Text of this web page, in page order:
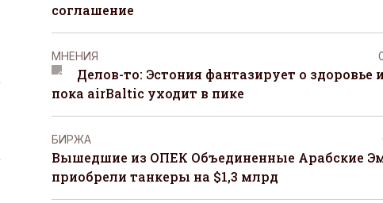
соглашение
MНЕНИЯ
Делов-то: Эстония фантазирует о здоровье
пока airBaltic уходит в пике
БИРЖА
Вышедшие из ОПЕК Объединенные Арабские
приобрели танкеры на $1,3 млрд